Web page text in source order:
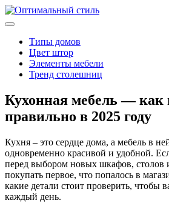
Типы домов
Цвет штор
Элементы мебели
Тренд столешниц
Кухонная мебель — как
правильно в 2025 году
Кухня – это сердце дома, а мебель в
одновременно красивой и удобной.
перед выбором новых шкафов, столов
покупать первое, что попалось в
какие детали стоит проверить, чтобы
каждый день.